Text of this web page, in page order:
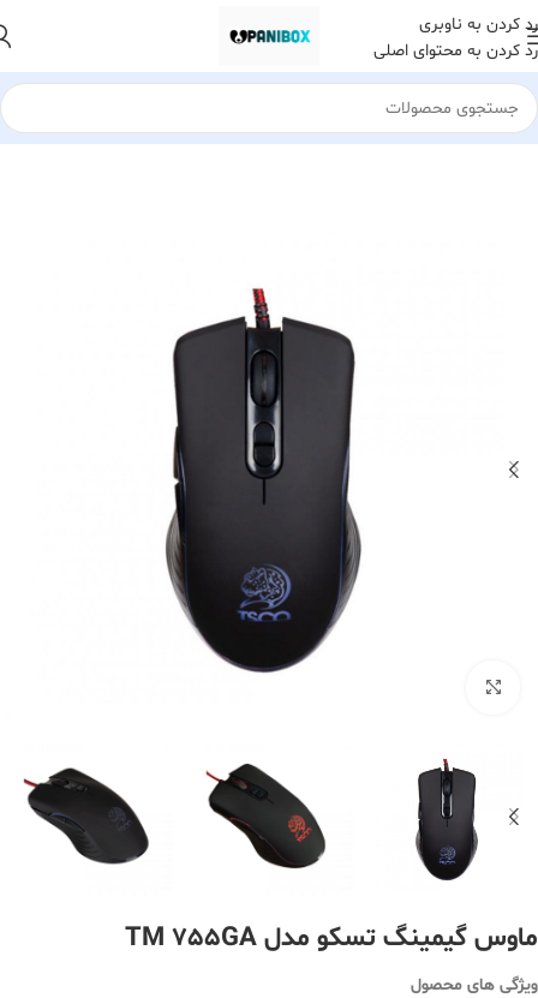
رد کردن به ناوبری
رد کردن به محتوای اصلی
خانه لوازم جانبی کامپیوتر ماوس ماوس باسیم
ماوس گیمینگ تسکو مدل TM 755GA
ویژگی های محصول